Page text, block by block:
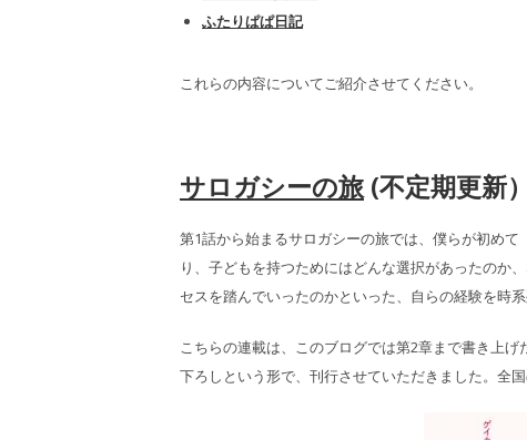
ふたりぱぱ日記
これらの内容についてご紹介させてください。
サロガシーの旅 (不定期更新）
第1話から始まるサロガシーの旅では、僕らが初め
り、子どもを持つためにはどんな選択があったのか
セスを踏んでいったのかといった、自らの経験を時
こちらの連載は、このブログでは第2章まで書き上
下ろしという形で、刊行させていただきました。全